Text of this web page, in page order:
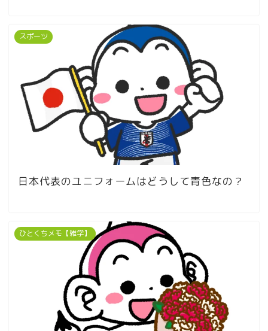
スポーツ
日本代表のユニフォームはどうして青色なの？
ひとくちメモ【雑学】